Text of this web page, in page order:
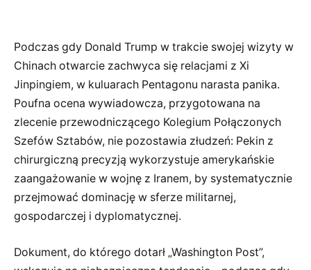
Podczas gdy Donald Trump w trakcie swojej wizyty w
Chinach otwarcie zachwyca się relacjami z Xi
Jinpingiem, w kuluarach Pentagonu narasta panika.
Poufna ocena wywiadowcza, przygotowana na
zlecenie przewodniczącego Kolegium Połączonych
Szefów Sztabów, nie pozostawia złudzeń: Pekin z
chirurgiczną precyzją wykorzystuje amerykańskie
zaangażowanie w wojnę z Iranem, by systematycznie
przejmować dominację w sferze militarnej,
gospodarczej i dyplomatycznej.
Dokument, do którego dotarł „Washington Post”,